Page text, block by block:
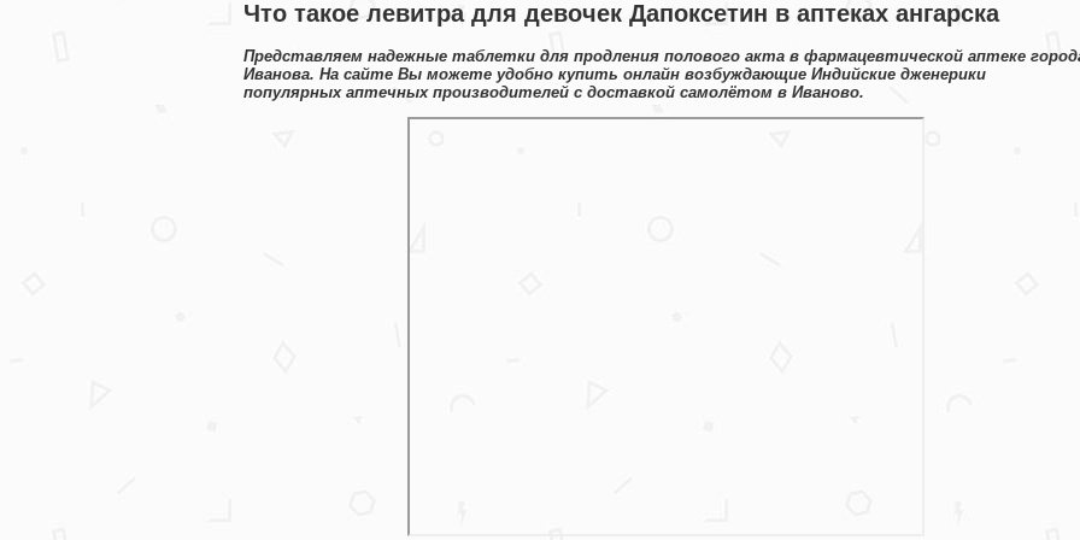
Что такое левитра для девочек Дапоксетин в аптеках ангарска
Представляем надежные таблетки для продления полового акта в фармацевтической аптеке
Иванова. На сайте Вы можете удобно купить онлайн возбуждающие Индийские дженерики
популярных аптечных производителей с доставкой самолётом в Иваново.